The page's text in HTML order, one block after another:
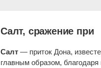
Салт, сражение при
Салт — приток Дона,
главным образом,